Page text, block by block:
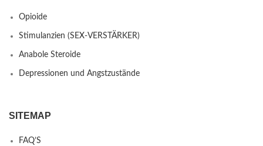
Opioide
Stimulanzien (SEX-VERSTÄRKER)
Anabole Steroide
Depressionen und Angstzustände
SITEMAP
FAQ’S